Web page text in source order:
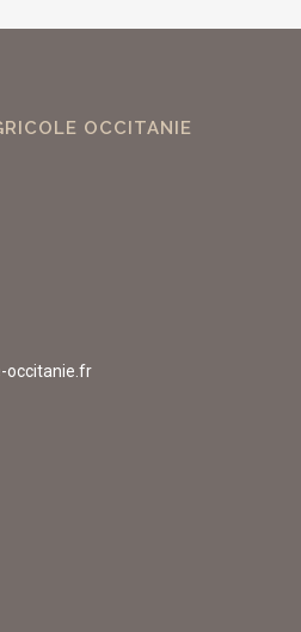
OCCITANIE
occitanie.fr